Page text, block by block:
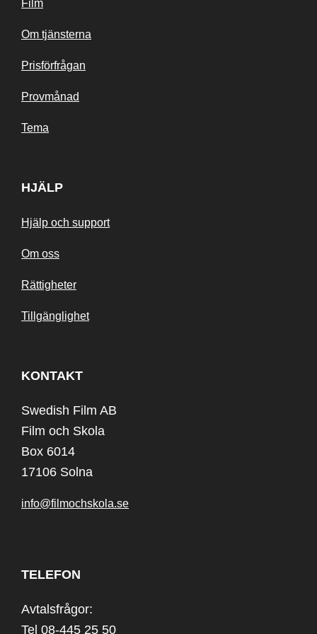
Film
Om tjänsterna
Prisförfrågan
Provmånad
Tema
HJÄLP
Hjälp och support
Om oss
Rättigheter
Tillgänglighet
KONTAKT
Swedish Film AB
Film och Skola
Box 6014
17106 Solna
info@filmochskola.se
TELEFON
Avtalsfrågor:
Tel 08-445 25 50